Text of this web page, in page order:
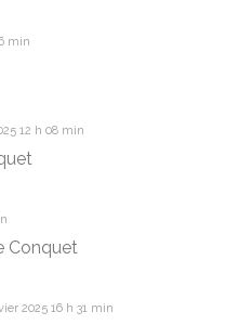
min
12 h 08 min
Conquet
2025 16 h 31 min